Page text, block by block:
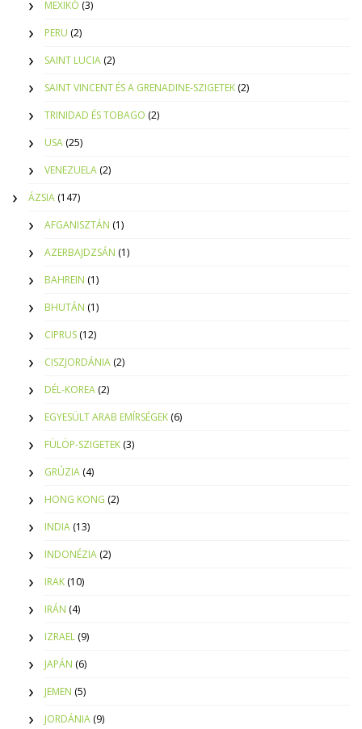
MEXIKÓ (3)
PERU (2)
SAINT LUCIA (2)
SAINT VINCENT ÉS A GRENADINE-SZIGETEK (2)
TRINIDAD ÉS TOBAGO (2)
USA (25)
VENEZUELA (2)
ÁZSIA (147)
AFGANISZTÁN (1)
AZERBAJDZSÁN (1)
BAHREIN (1)
BHUTÁN (1)
CIPRUS (12)
CISZJORDÁNIA (2)
DÉL-KOREA (2)
EGYESÜLT ARAB EMÍRSÉGEK (6)
FÜLÖP-SZIGETEK (3)
GRÚZIA (4)
HONG KONG (2)
INDIA (13)
INDONÉZIA (2)
IRAK (10)
IRÁN (4)
IZRAEL (9)
JAPÁN (6)
JEMEN (5)
JORDÁNIA (9)